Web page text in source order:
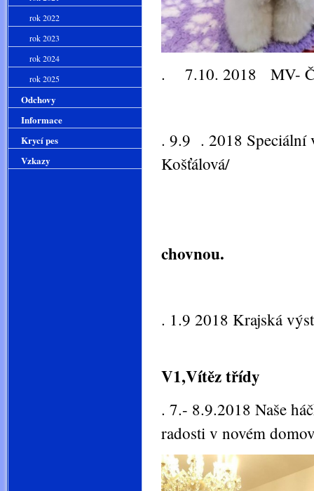
. 7.10. 2018 MV-
. 9.9 . 2018 Speciální
Košťálová/
chovnou.
. 1.9 2018 Krajská
V1,Vítěz třídy
. 7.- 8.9.2018 Naše
radosti v novém
rok 2022
rok 2023
rok 2024
rok 2025
Odchovy
Informace
Krycí pes
Vzkazy